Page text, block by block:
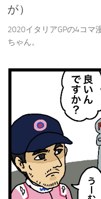
が）
2020イタリアGPの4コマ
ちゃん。